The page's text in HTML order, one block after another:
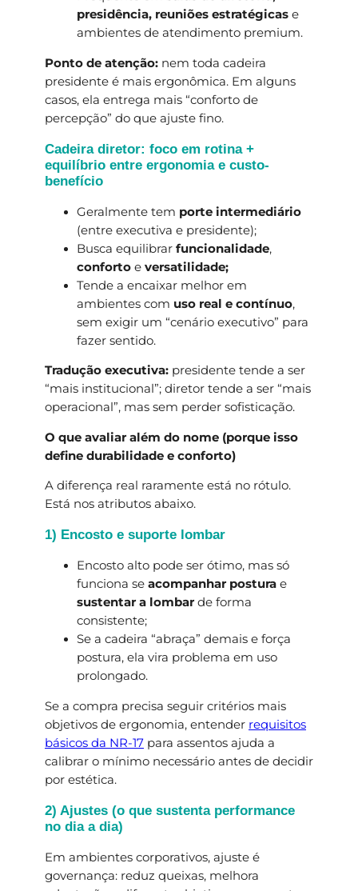
presidência, reuniões estratégicas e
ambientes de atendimento premium.
Ponto de atenção: nem toda cadeira
presidente é mais ergonômica. Em alguns
casos, ela entrega mais “conforto de
percepção” do que ajuste fino.
Cadeira diretor: foco em rotina +
equilíbrio entre ergonomia e custo-
benefício
Geralmente tem porte intermediário
(entre executiva e presidente);
Busca equilibrar funcionalidade,
conforto e versatilidade;
Tende a encaixar melhor em
ambientes com uso real e contínuo,
sem exigir um “cenário executivo” para
fazer sentido.
Tradução executiva: presidente tende a ser
“mais institucional”; diretor tende a ser “mais
operacional”, mas sem perder sofisticação.
O que avaliar além do nome (porque isso
define durabilidade e conforto)
A diferença real raramente está no rótulo.
Está nos atributos abaixo.
1) Encosto e suporte lombar
Encosto alto pode ser ótimo, mas só
funciona se acompanhar postura e
sustentar a lombar de forma
consistente;
Se a cadeira “abraça” demais e força
postura, ela vira problema em uso
prolongado.
Se a compra precisa seguir critérios mais
objetivos de ergonomia, entender requisitos
básicos da NR-17 para assentos ajuda a
calibrar o mínimo necessário antes de decidir
por estética.
2) Ajustes (o que sustenta performance
no dia a dia)
Em ambientes corporativos, ajuste é
governança: reduz queixas, melhora